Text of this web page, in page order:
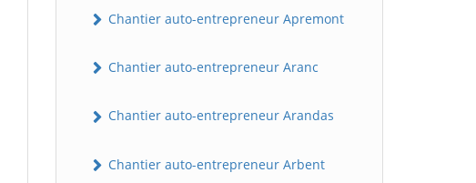
Chantier auto-entrepreneur Apremont
Chantier auto-entrepreneur Aranc
Chantier auto-entrepreneur Arandas
Chantier auto-entrepreneur Arbent